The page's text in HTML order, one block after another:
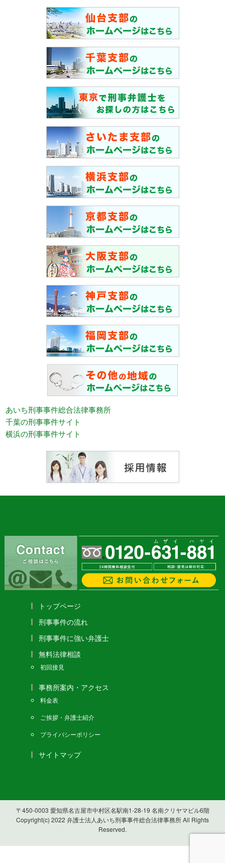
あいち刑事事件総合法律事務所
千葉の刑事事件サイト
横浜の刑事事件サイト
トップページ
刑事事件の流れ
刑事事件に強い弁護士
無料法律相談
初回接見
事務所案内・アクセス
料金表
ご挨拶・弁護士紹介
プライバシーポリシー
サイトマップ
〒450-0003 愛知県名古屋市中村区名駅南1-28-19 名南クリヤマビル6階
Copyright(c) 2022 弁護士法人あいち刑事事件総合法律事務所 All Rights
Reserved.